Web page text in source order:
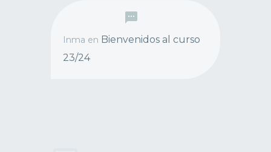
Inma en Bienvenidos al curso
23/24